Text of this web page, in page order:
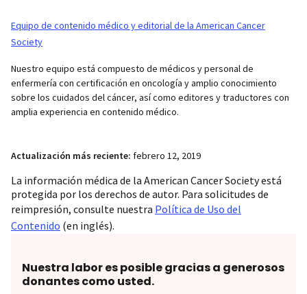
Equipo de contenido médico y editorial de la American Cancer
Society
Nuestro equipo está compuesto de médicos y personal de
enfermería con certificación en oncología y amplio conocimiento
sobre los cuidados del cáncer, así como editores y traductores con
amplia experiencia en contenido médico.
Actualización más reciente: febrero 12, 2019
La información médica de la American Cancer Society está
protegida por los derechos de autor. Para solicitudes de
reimpresión, consulte nuestra Política de Uso del
Contenido (en inglés).
Nuestra labor es posible gracias a generosos
donantes como usted.